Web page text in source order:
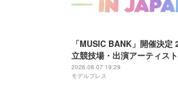
「MUSIC BANK」開催決定
立競技場・出演アーティス
2026.08.07 19:29
モデルプレス